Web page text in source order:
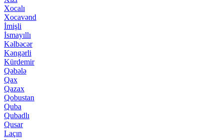
Xocalı
Xocavənd
İmişli
İsmayıllı
Kəlbəcər
Kəngərli
Kürdemir
Qəbələ
Qax
Qazax
Qobustan
Quba
Qubadlı
Qusar
Laçın